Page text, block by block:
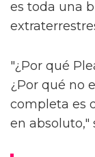
es toda una
"¿Por qué
¿Por qué no
completa es
en absoluto,"